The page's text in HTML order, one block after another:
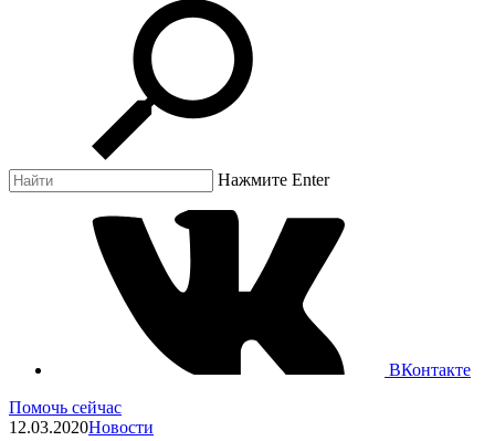
Нажмите Enter
ВКонтакте
Помочь сейчас
12.03.2020Новости